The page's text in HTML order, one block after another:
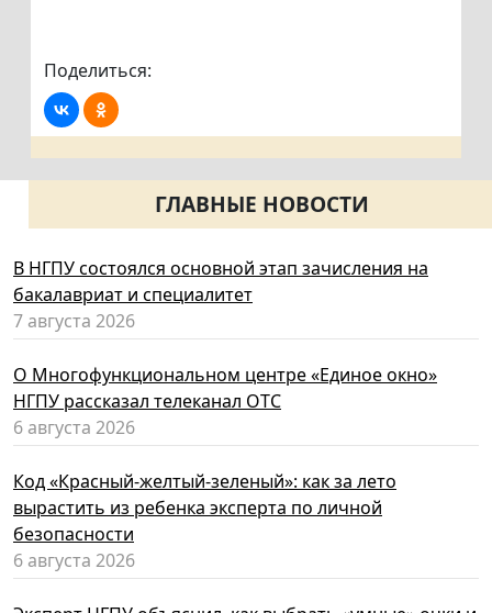
Поделиться:
ГЛАВНЫЕ НОВОСТИ
В НГПУ состоялся основной этап зачисления на
бакалавриат и специалитет
7 августа 2026
О Многофункциональном центре «Единое окно»
НГПУ рассказал телеканал ОТС
6 августа 2026
Код «Красный-желтый-зеленый»: как за лето
вырастить из ребенка эксперта по личной
безопасности
6 августа 2026